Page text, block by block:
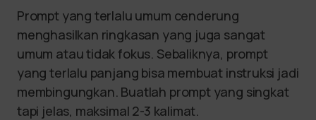
Prompt yang terlalu umum cenderung
menghasilkan ringkasan yang juga sangat
umum atau tidak fokus. Sebaliknya, prompt
yang terlalu panjang bisa membuat instruksi jadi
membingungkan. Buatlah prompt yang singkat
tapi jelas, maksimal 2-3 kalimat.